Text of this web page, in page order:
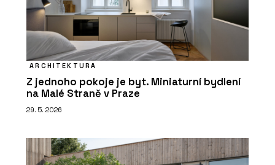
ARCHITEKTURA
Z jednoho pokoje je byt. Miniaturní bydlení
na Malé Straně v Praze
29. 5. 2026